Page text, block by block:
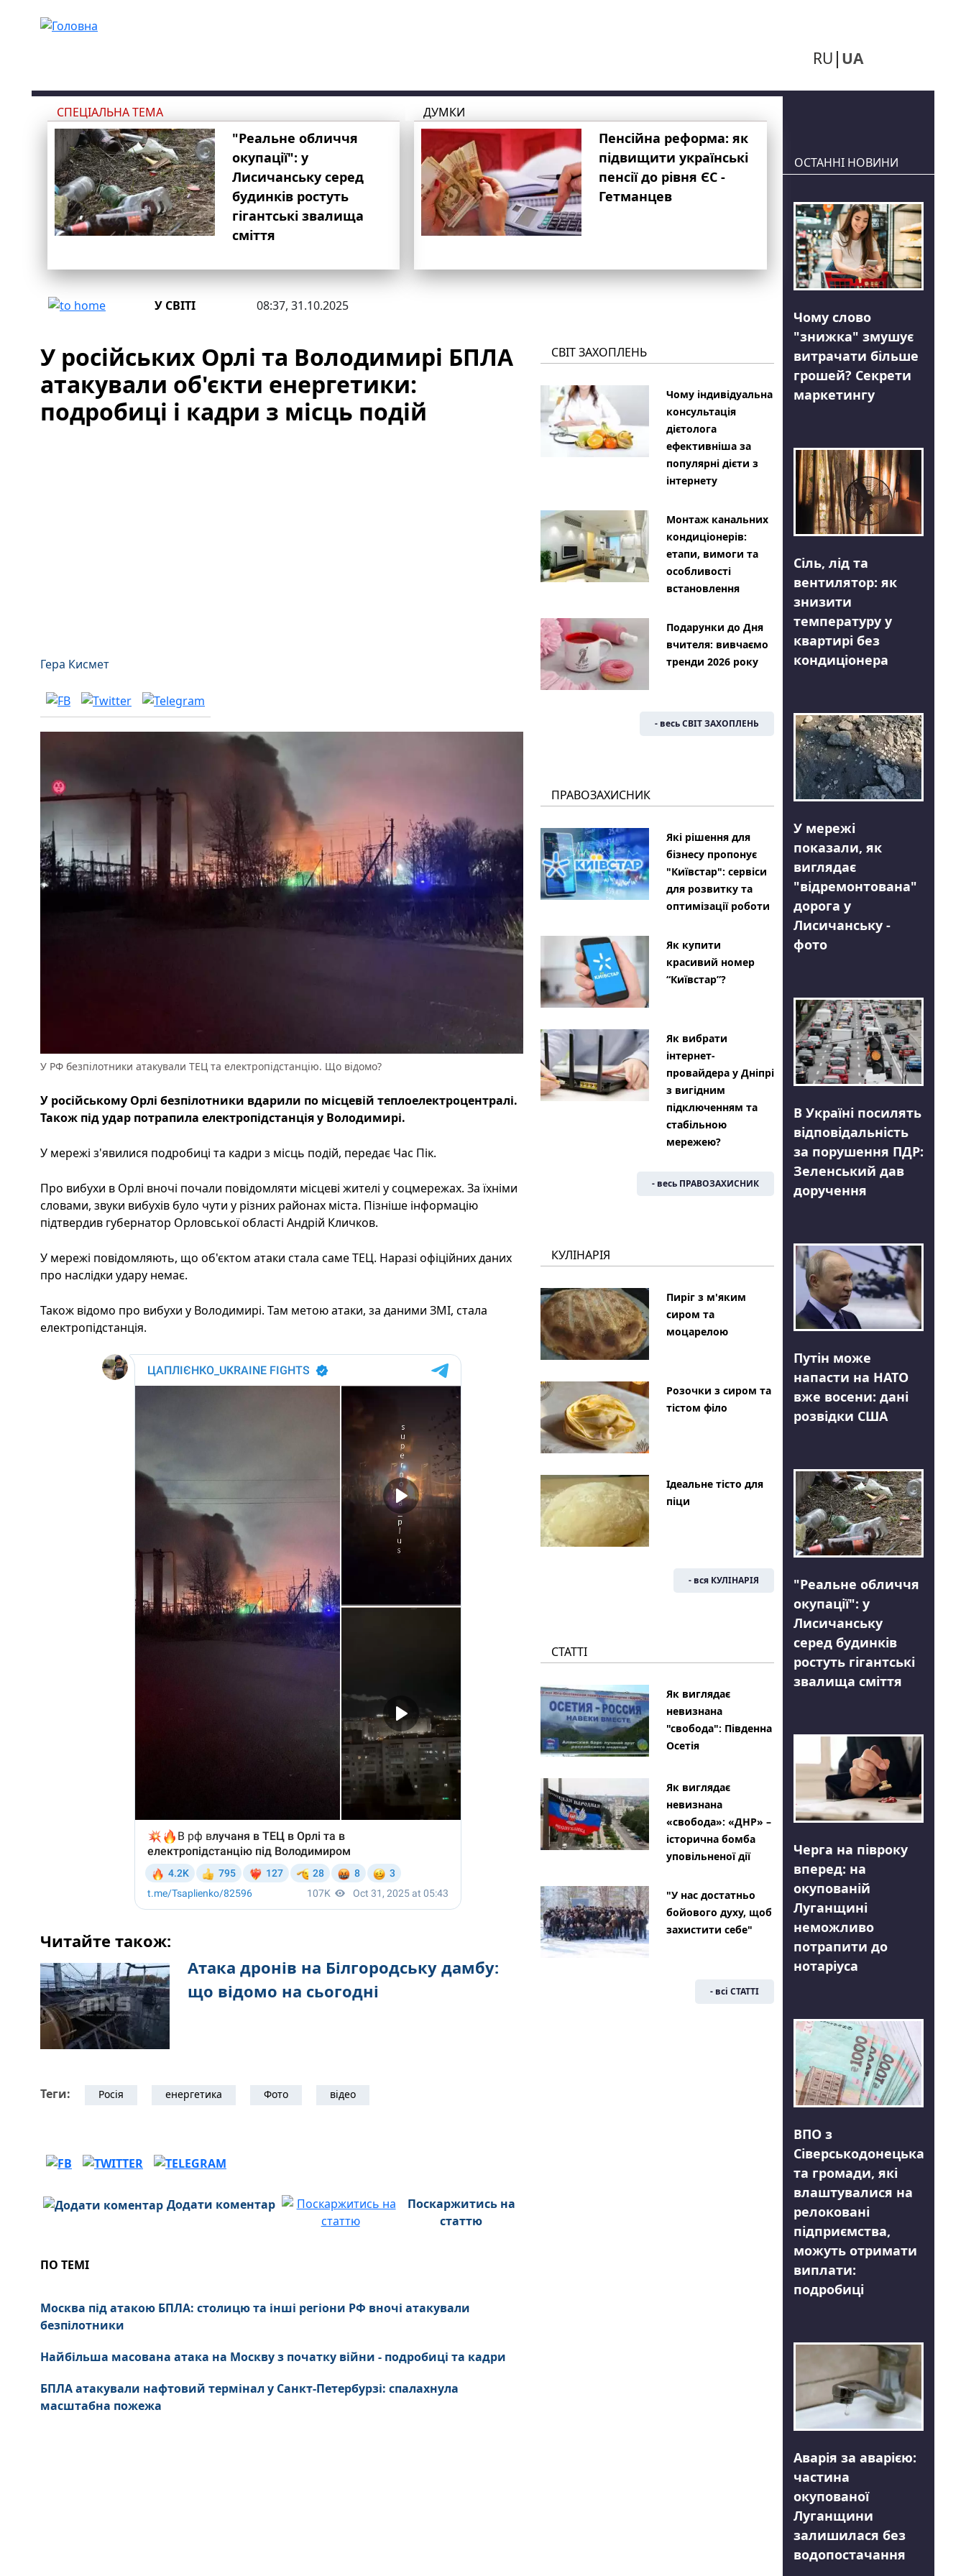
RU UA
СПЕЦІАЛЬНА ТЕМА
"Реальне обличчя
окупації": у
Лисичанську серед
будинків ростуть
гігантські звалища
сміття
ДУМКИ
Пенсійна реформа: як
підвищити українські
пенсії до рівня ЄС -
Гетманцев
У СВІТІ 08:37, 31.10.2025
У російських Орлі та Володимирі БПЛА
атакували об'єкти енергетики:
подробиці і кадри з місць подій
Гера Кисмет
У РФ безпілотники атакували ТЕЦ та електропідстанцію. Що відомо?
У російському Орлі безпілотники вдарили по місцевій теплоелектроцентралі.
Також під удар потрапила електропідстанція у Володимирі.
У мережі з'явилися подробиці та кадри з місць подій, передає Час Пік.
Про вибухи в Орлі вночі почали повідомляти місцеві жителі у соцмережах. За їхніми
словами, звуки вибухів було чути у різних районах міста. Пізніше інформацію
підтвердив губернатор Орловської області Андрій Кличков.
У мережі повідомляють, що об'єктом атаки стала саме ТЕЦ. Наразі офіційних даних
про наслідки удару немає.
Також відомо про вибухи у Володимирі. Там метою атаки, за даними ЗМІ, стала
електропідстанція.
Читайте також:
Атака дронів на Білгородську дамбу:
що відомо на сьогодні
Теги: Росія енергетика Фото відео
Додати коментар
Поскаржитись на
статтю
ПО ТЕМІ
Москва під атакою БПЛА: столицю та інші регіони РФ вночі атакували
безпілотники
Найбільша масована атака на Москву з початку війни - подробиці та кадри
БПЛА атакували нафтовий термінал у Санкт-Петербурзі: спалахнула
масштабна пожежа
СВІТ ЗАХОПЛЕНЬ
Чому індивідуальна
консультація
дієтолога
ефективніша за
популярні дієти з
інтернету
Монтаж канальних
кондиціонерів:
етапи, вимоги та
особливості
встановлення
Подарунки до Дня
вчителя: вивчаємо
тренди 2026 року
- весь СВІТ ЗАХОПЛЕНЬ
ПРАВОЗАХИСНИК
Які рішення для
бізнесу пропонує
"Київстар": сервіси
для розвитку та
оптимізації роботи
Як купити
красивий номер
“Київстар”?
Як вибрати
інтернет-
провайдера у Дніпрі
з вигідним
підключенням та
стабільною
мережею?
- весь ПРАВОЗАХИСНИК
КУЛІНАРІЯ
Пиріг з м'яким
сиром та
моцарелою
Розочки з сиром та
тістом філо
Ідеальне тісто для
піци
- вся КУЛІНАРІЯ
СТАТТІ
Як виглядає
невизнана
"свобода": Південна
Осетія
Як виглядає
невизнана
«свобода»: «ДНР» –
історична бомба
уповільненої дії
"У нас достатньо
бойового духу, щоб
захистити себе"
- всі СТАТТІ
ОСТАННІ НОВИНИ
Чому слово
"знижка" змушує
витрачати більше
грошей? Секрети
маркетингу
Сіль, лід та
вентилятор: як
знизити
температуру у
квартирі без
кондиціонера
У мережі
показали, як
виглядає
"відремонтована"
дорога у
Лисичанську -
фото
В Україні посилять
відповідальність
за порушення ПДР:
Зеленський дав
доручення
Путін може
напасти на НАТО
вже восени: дані
розвідки США
"Реальне обличчя
окупації": у
Лисичанську
серед будинків
ростуть гігантські
звалища сміття
Черга на півроку
вперед: на
окупованій
Луганщині
неможливо
потрапити до
нотаріуса
ВПО з
Сіверськодонецька
та громади, які
влаштувалися на
релоковані
підприємства,
можуть отримати
виплати:
подробиці
Аварія за аварією:
частина
окупованої
Луганщини
залишилася без
водопостачання